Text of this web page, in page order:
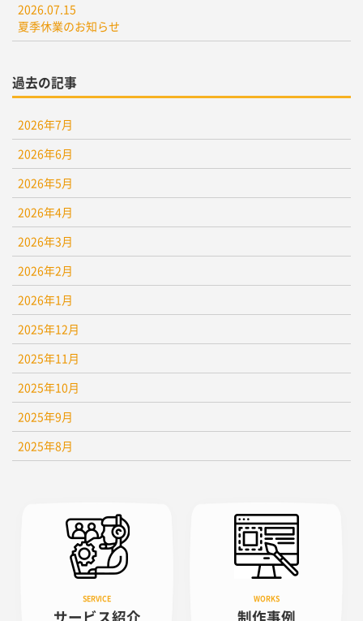
2026.07.15
夏季休業のお知らせ
過去の記事
2026年7月
2026年6月
2026年5月
2026年4月
2026年3月
2026年2月
2026年1月
2025年12月
2025年11月
2025年10月
2025年9月
2025年8月